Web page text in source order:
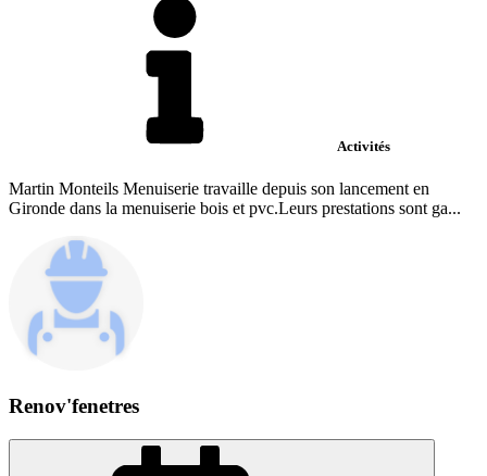
Activités
Martin Monteils Menuiserie travaille depuis son lancement en
Gironde dans la menuiserie bois et pvc.Leurs prestations sont ga...
Renov'fenetres